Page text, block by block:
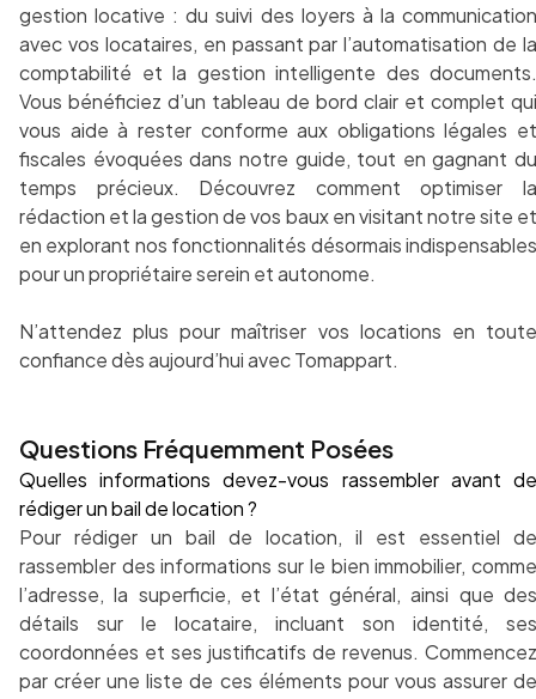
gestion locative : du suivi des loyers à la communication
avec vos locataires, en passant par l’automatisation de la
comptabilité et la gestion intelligente des documents.
Vous bénéficiez d’un tableau de bord clair et complet qui
vous aide à rester conforme aux obligations légales et
fiscales évoquées dans notre guide, tout en gagnant du
temps précieux. Découvrez comment optimiser la
rédaction et la gestion de vos baux en visitant notre site et
en explorant nos fonctionnalités désormais indispensables
pour un propriétaire serein et autonome.
N’attendez plus pour maîtriser vos locations en toute
confiance dès aujourd’hui avec Tomappart.
Questions Fréquemment Posées
Quelles informations devez-vous rassembler avant de
rédiger un bail de location ?
Pour rédiger un bail de location, il est essentiel de
rassembler des informations sur le bien immobilier, comme
l’adresse, la superficie, et l’état général, ainsi que des
détails sur le locataire, incluant son identité, ses
coordonnées et ses justificatifs de revenus. Commencez
par créer une liste de ces éléments pour vous assurer de